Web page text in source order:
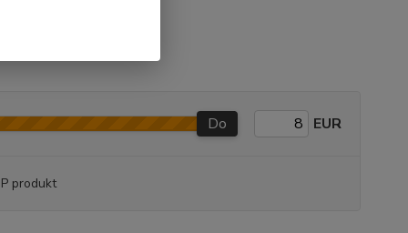
Do EUR
produkt